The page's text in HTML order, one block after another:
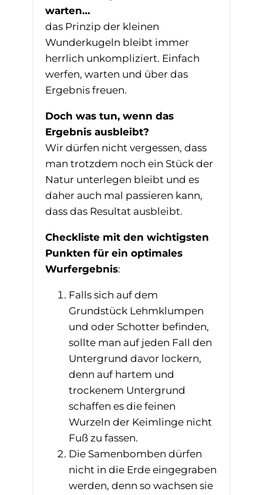
warten…
das Prinzip der kleinen
Wunderkugeln bleibt immer
herrlich unkompliziert. Einfach
werfen, warten und über das
Ergebnis freuen.
Doch was tun, wenn das
Ergebnis ausbleibt?
Wir dürfen nicht vergessen, dass
man trotzdem noch ein Stück der
Natur unterlegen bleibt und es
daher auch mal passieren kann,
dass das Resultat ausbleibt.
Checkliste mit den wichtigsten
Punkten für ein optimales
Wurfergebnis:
Falls sich auf dem
Grundstück Lehmklumpen
und oder Schotter befinden,
sollte man auf jeden Fall den
Untergrund davor lockern,
denn auf hartem und
trockenem Untergrund
schaffen es die feinen
Wurzeln der Keimlinge nicht
Fuß zu fassen.
Die Samenbomben dürfen
nicht in die Erde eingegraben
werden, denn so wachsen sie